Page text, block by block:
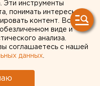
Эти инструменты
понимать интересы
контент. Вся
виде и
анализа.
соглашаетесь с нашей
данных